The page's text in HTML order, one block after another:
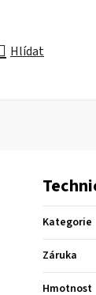
Hlídat
Kategorie
Záruka
Hmotnost